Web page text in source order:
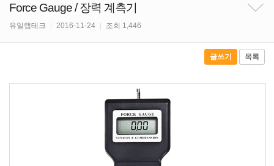
Force Gauge / 장력 계측기
유일랩테크 2016-11-24 조회 1,446
글쓰기 목록